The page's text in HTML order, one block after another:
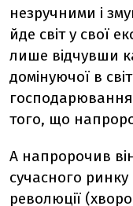
незручними і
йде світ у свої
лише відчувши
домінуючої в
того, що
А напророчив він
сучасного ринку
революції